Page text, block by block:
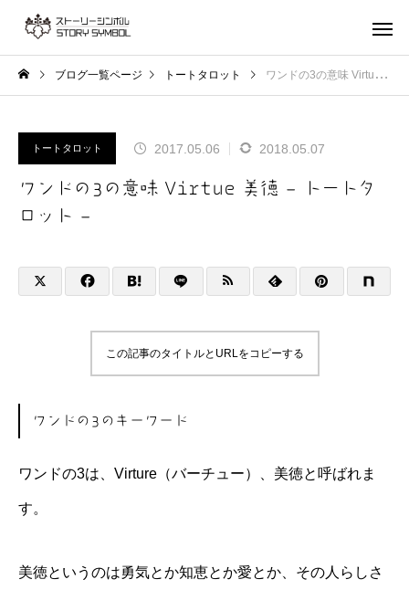
ブログ一覧ページ トートタロット ワンドの3の意味 Virtue 美徳 – トートタロット –
トートタロット 2017.05.06 2018.05.07
ワンドの3の意味 Virtue 美徳 – トートタ
ロット –
この記事のタイトルとURLをコピーする
ワンドの3のキーワード
ワンドの3は、Virture（バーチュー）、美徳と呼ばれま
す。
美徳というのは勇気とか知恵とか愛とか、その人らしさ